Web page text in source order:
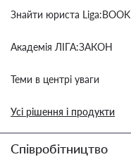
Знайти юриста Liga:BOOK
Академія ЛІГА:ЗАКОН
Теми в центрі уваги
Усі рішення і продукти
Співробітництво